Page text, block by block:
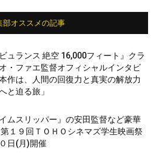
部オススメの記事
ビュランス 絶空 16,000フィート』クラ
・ファエ監督オフィシャルインタビ
作は、人間の回復力と真実の解放力
と迫る旅」
イムスリッパー』の安田監督など豪華
１９回ＴＯＨＯシネマズ学生映画祭
日(月)開催